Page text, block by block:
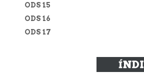
ODS 15
ODS 16
ODS 17